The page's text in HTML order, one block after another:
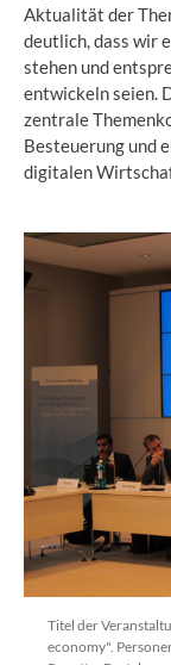
Aktualität der
deutlich, dass wir
stehen und
entwickeln seien.
zentrale
Besteuerung und
digitalen
Titel der
economy".